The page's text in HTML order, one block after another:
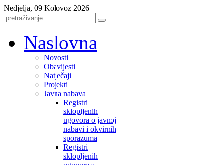
Nedjelja, 09 Kolovoz 2026
Naslovna
Novosti
Obavijesti
Natječaji
Projekti
Javna nabava
Registri
sklopljenih
ugovora o javnoj
nabavi i okvirnih
sporazuma
Registri
sklopljenih